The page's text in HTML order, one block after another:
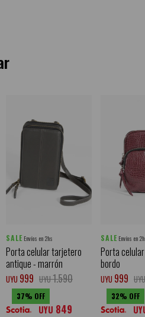
SALE Envíos en 2hs
Porta celular tarjetero
antique - marrón
UYU 999 UYU1.590
37
UYU 849
SALE Envíos en
Porta
bordo
UYU 999
32